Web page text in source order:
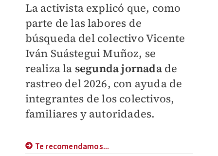
La activista explicó que, como
parte de las labores de
búsqueda del colectivo Vicente
Iván Suástegui Muñoz, se
realiza la segunda jornadade
rastreo del 2026, con ayuda de
integrantes de los colectivos,
familiares y autoridades.
Te recomendamos...